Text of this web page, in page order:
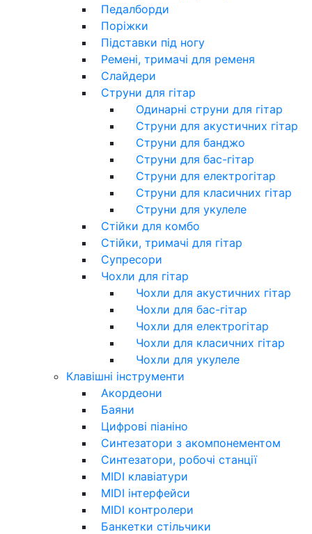
Педалборди
Поріжки
Підставки під ногу
Ремені, тримачі для ременя
Слайдери
Струни для гітар
Одинарні струни для гітар
Струни для акустичних гітар
Струни для банджо
Струни для бас-гітар
Струни для електрогітар
Струни для класичних гітар
Струни для укулеле
Стійки для комбо
Стійки, тримачі для гітар
Супресори
Чохли для гітар
Чохли для акустичних гітар
Чохли для бас-гітар
Чохли для електрогітар
Чохли для класичних гітар
Чохли для укулеле
Клавішні інструменти
Акордеони
Баяни
Цифрові піаніно
Синтезатори з акомпонементом
Синтезатори, робочі станції
MIDI клавіатури
MIDI інтерфейси
MIDI контролери
Банкетки стільчики